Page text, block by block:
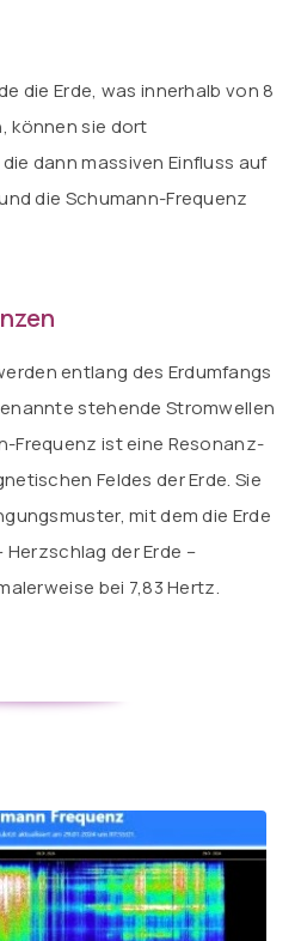
die Erde, was innerhalb von 8
können sie dort
dann massiven Einfluss auf
die Schumann-Frequenz
entlang des Erdumfangs
stehende Stromwellen
Frequenz ist eine Resonanz-
Feldes der Erde. Sie
mit dem die Erde
Herzschlag der Erde –
bei 7,83 Hertz.